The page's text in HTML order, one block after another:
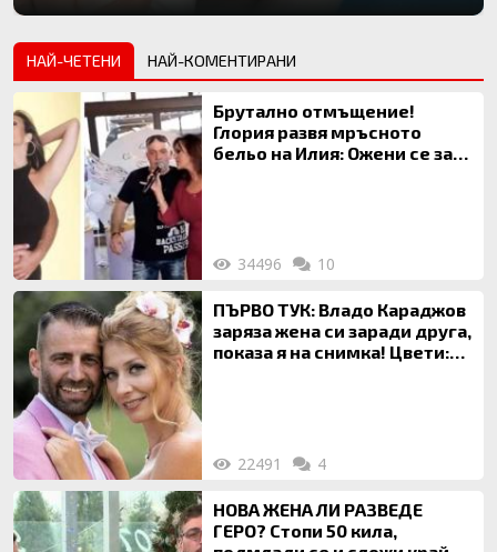
НАЙ-ЧЕТЕНИ НАЙ-КОМЕНТИРАНИ
Брутално отмъщение!
Глория развя мръсното
бельо на Илия: Ожени се за
34496 10
ПЪРВО ТУК: Владо Караджов
заряза жена си заради друга,
показа я на снимка! Цвети:
22491 4
НОВА ЖЕНА ЛИ РАЗВЕДЕ
ГЕРО? Стопи 50 кила,